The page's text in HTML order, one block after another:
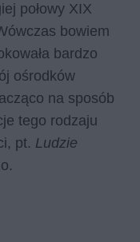
połowy XIX
bowiem
bardzo
ośrodków
na sposób
tego rodzaju
pt. Ludzie